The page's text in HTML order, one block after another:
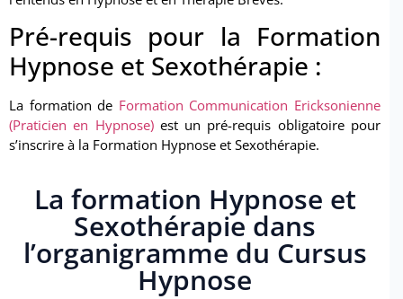
Pré-requis pour la Formation
Hypnose et Sexothérapie :
La formation de Formation Communication Ericksonienne
(Praticien en Hypnose)est un pré-requis obligatoire pour
s’inscrire à la Formation Hypnose et Sexothérapie.
La formation Hypnose et
Sexothérapie dans
l’organigramme du Cursus
Hypnose